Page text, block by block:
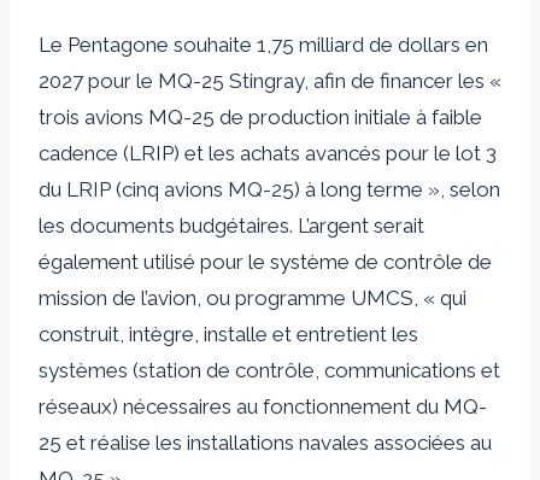
Le Pentagone souhaite 1,75 milliard de dollars en
2027 pour le MQ-25 Stingray, afin de financer les «
trois avions MQ-25 de production initiale à faible
cadence (LRIP) et les achats avancés pour le lot 3
du LRIP (cinq avions MQ-25) à long terme », selon
les documents budgétaires. L’argent serait
également utilisé pour le système de contrôle de
mission de l’avion, ou programme UMCS, « qui
construit, intègre, installe et entretient les
systèmes (station de contrôle, communications et
réseaux) nécessaires au fonctionnement du MQ-
25 et réalise les installations navales associées au